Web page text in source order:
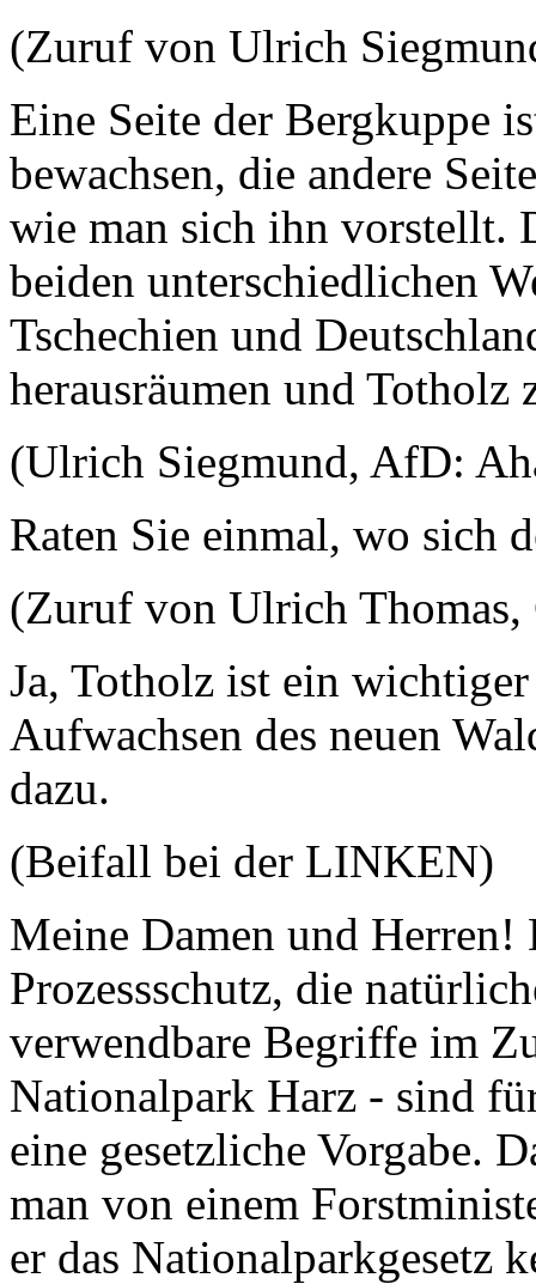
(Zuruf von Ulrich
Eine Seite der Bergkuppe
bewachsen, die andere
wie man sich ihn vorstellt.
beiden unterschiedlichen
Tschechien und
herausräumen und Totholz
(Ulrich Siegmund, AfD:
Raten Sie einmal, wo sich
(Zuruf von Ulrich
Ja, Totholz ist ein
Aufwachsen des neuen
dazu.
(Beifall bei der LINKEN)
Meine Damen und
Prozessschutz, die
verwendbare Begriffe im
Nationalpark Harz - sind
eine gesetzliche Vorgabe.
man von einem
er das Nationalparkgesetz